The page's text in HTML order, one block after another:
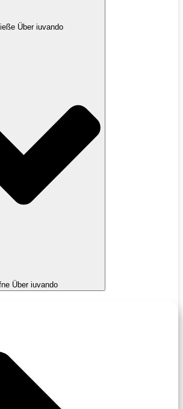
Über iuvando
Über iuvando